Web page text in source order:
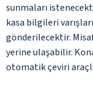
sunmaları
kasa bilgileri
gönderilecektir.
yerine ulaşabilir.
otomatik çeviri